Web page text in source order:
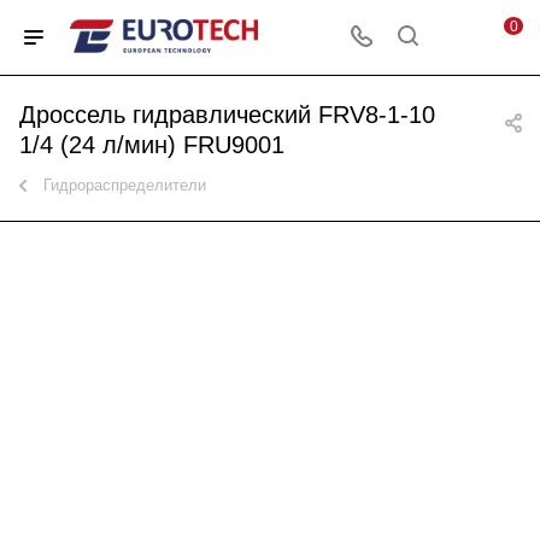
0
Дроссель гидравлический FRV8-1-10
1/4 (24 л/мин) FRU9001
Гидрораспределители